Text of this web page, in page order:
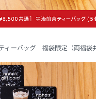
ィーバッグ 福袋限定（両福袋